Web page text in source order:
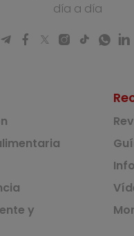
día a día
y